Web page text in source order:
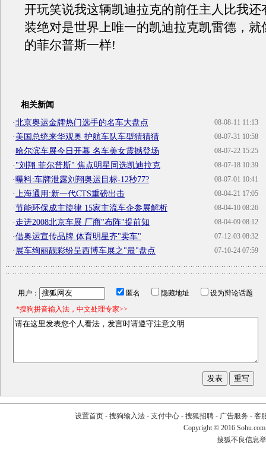
开玩笑说我这辆凯迪拉克的前任主人比我还
装绝对是世界上唯一的凯迪拉克凯雷德，就
的菲尔普斯一样!
相关新闻
08-08-11 11:13
·北京奥运金牌热门选手的名车大盘点
08-07-31 10:58
·美国总统来华观奥 护航车队车型猜猜猜
08-07-22 15:25
·哈尔滨车展今日开幕 名车美女震撼登场
08-07-18 10:39
·"刘翔 菲尔普斯" 焦点明星同选凯迪拉克
08-07-01 10:41
·曝料:车牌泄露刘翔奥运目标-12秒77?
08-04-21 17:05
· 上海通用:新一代CTS重磅出击
08-04-10 08:26
·节能环保成主旋律 15家主流车企参展解析
08-04-09 08:12
·走进2008北京车展 厂商"布阵"提前知
07-12-03 08:32
·借奥运宣传品牌 体育明星齐"卖车"
07-10-24 07:59
· 展车绚丽靓彩纷呈西博车展之"最"盘点
用户： 匿名 隐藏地址
设为辩论话题
*搜狗拼音输入法，中文处理专家>>
设置首页- 搜狗输入法- 支付中心- 搜狐招聘- 广告服务 - 客
Copyright © 2016
搜狐不良信息